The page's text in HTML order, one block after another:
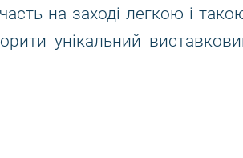
на заході легкою і
унікальний